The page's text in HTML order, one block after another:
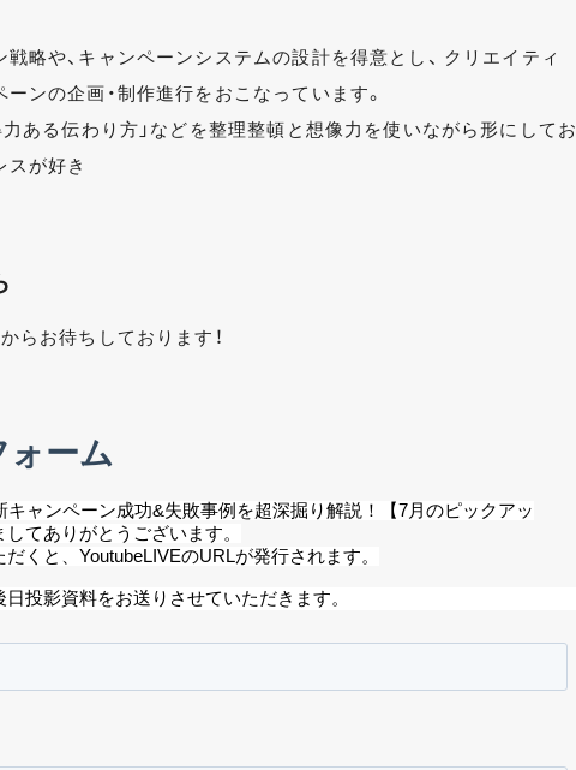
略や、キャンペーンシステムの設計を得意とし、 クリエイティ
ンの企画・制作進行をおこなっています。
力ある伝わり方」などを整理整頓と想像力を使いながら形にしてお
スが好き
らお待ちしております！